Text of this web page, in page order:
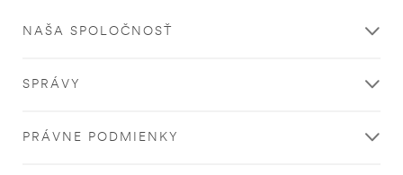
NAŠA SPOLOČNOSŤ
SPRÁVY
PRÁVNE PODMIENKY